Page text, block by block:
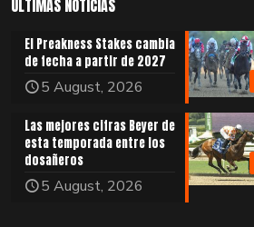
ÚLTIMAS NOTICIAS
El Preakness Stakes cambia
de fecha a partir de 2027
5 August, 2026
Las mejores cifras Beyer de
esta temporada entre los
dosañeros
5 August, 2026